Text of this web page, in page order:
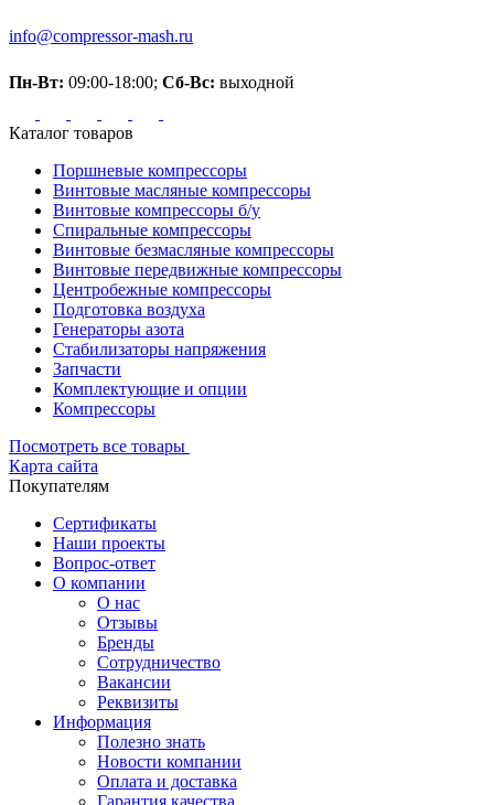
info@compressor-mash.ru
Пн-Вт: 09:00-18:00; Сб-Вс: выходной
Каталог товаров
Поршневые компрессоры
Винтовые масляные компрессоры
Винтовые компрессоры б/у
Спиральные компрессоры
Винтовые безмасляные компрессоры
Винтовые передвижные компрессоры
Центробежные компрессоры
Подготовка воздуха
Генераторы азота
Стабилизаторы напряжения
Запчасти
Комплектующие и опции
Компрессоры
Посмотреть все товары
Карта сайта
Покупателям
Сертификаты
Наши проекты
Вопрос-ответ
О компании
О нас
Отзывы
Бренды
Сотрудничество
Вакансии
Реквизиты
Информация
Полезно знать
Новости компании
Оплата и доставка
Гарантия качества